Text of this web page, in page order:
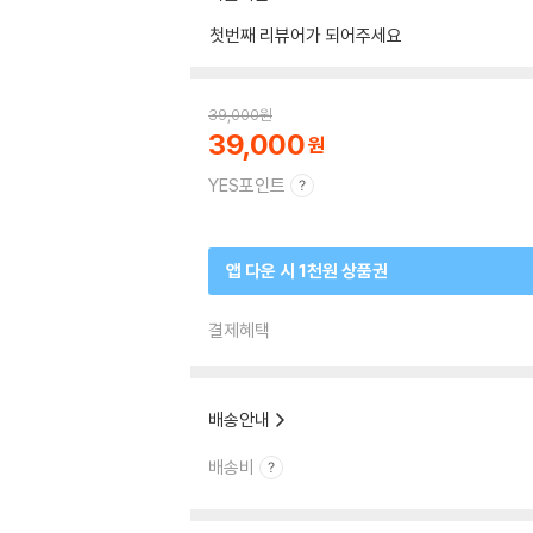
첫번째 리뷰어가 되어주세요
39,000원
39,000
YES포인트
앱 다운 시 1천원 상품권
결제혜택
배송안내
배송비